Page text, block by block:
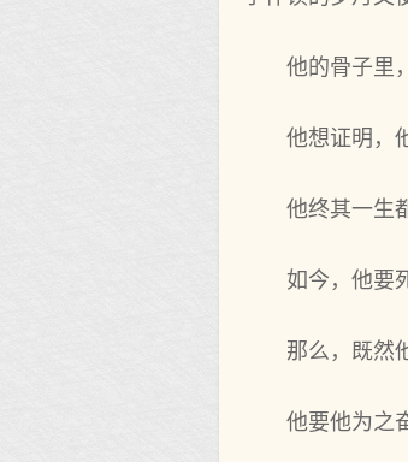
他的骨子里
他想证明，
他终其一生
如今，他要
那么，既然
他要他为之